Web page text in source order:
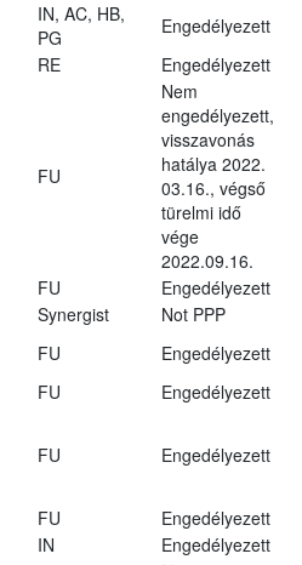
IN, AC, HB,
PG
Engedélyezett
RE Engedélyezett
FU
Nem
engedélyezett,
visszavonás
hatálya 2022.
03.16., végső
türelmi idő
vége
2022.09.16.
FU
Engedélyezett
Synergist
Not PPP
FU
Engedélyezett
FU
Engedélyezett
FU Engedélyezett
FU
Engedélyezett
IN
Engedélyezett